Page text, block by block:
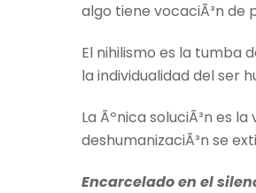
algo tiene vocaciÃ³n de
El nihilismo es la tumba
la individualidad del ser
La Ãºnica soluciÃ³n es
deshumanizaciÃ³n se
Encarcelado en el